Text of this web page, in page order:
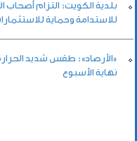
بلدية الكويت: التزام
للاستدامة وحماية
«الأرصاد»: طقس شديد
نهاية الأسبوع